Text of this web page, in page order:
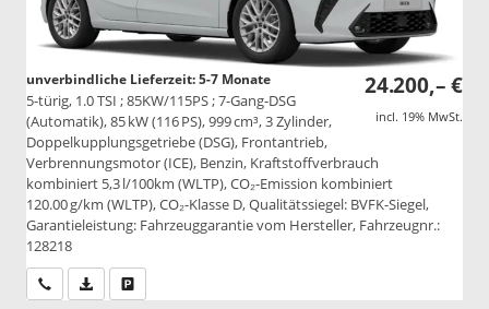
24.200,– €
incl. 19% MwSt.
unverbindliche Lieferzeit: 5-7 Monate
5-türig, 1.0 TSI ; 85KW/115PS ; 7-Gang-DSG
(Automatik), 85 kW (116 PS), 999 cm³, 3 Zylinder,
Doppelkupplungsgetriebe (DSG), Frontantrieb,
Verbrennungsmotor (ICE), Benzin, Kraftstoffverbrauch
kombiniert 5,3 l/100km (WLTP), CO₂-Emission kombiniert
120.00 g/km (WLTP), CO₂-Klasse D, Qualitätssiegel: BVFK-Siegel,
Garantieleistung: Fahrzeuggarantie vom Hersteller, Fahrzeugnr.:
128218
Wir rufen Sie anPDF-Datei, Fahrzeugexposé drucken